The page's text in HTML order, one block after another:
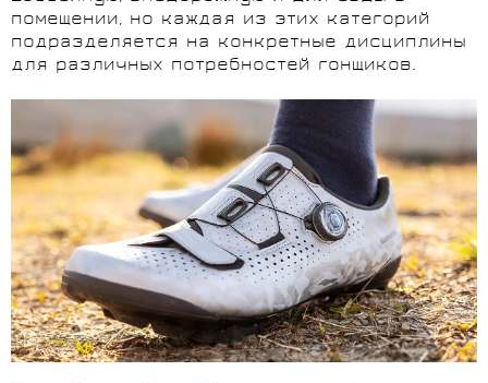
помещении, но каждая из этих категорий
подразделяется на конкретные дисциплины
для различных потребностей гонщиков.